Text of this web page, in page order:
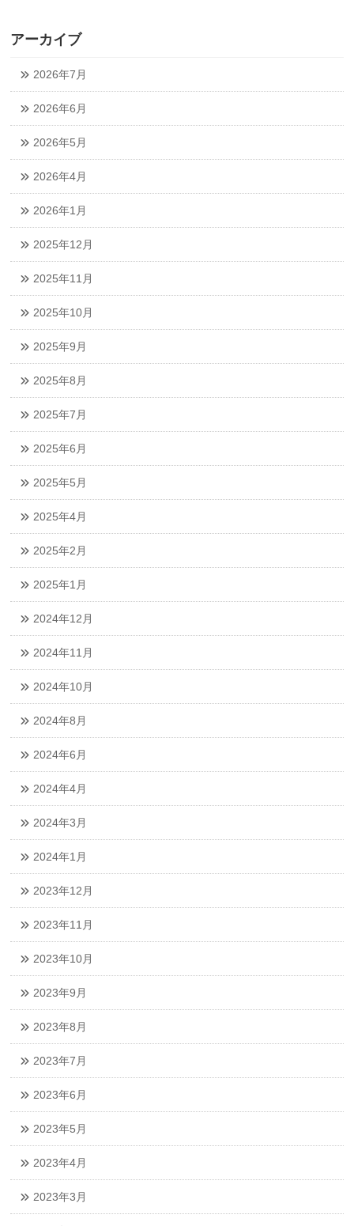
アーカイブ
2026年7月
2026年6月
2026年5月
2026年4月
2026年1月
2025年12月
2025年11月
2025年10月
2025年9月
2025年8月
2025年7月
2025年6月
2025年5月
2025年4月
2025年2月
2025年1月
2024年12月
2024年11月
2024年10月
2024年8月
2024年6月
2024年4月
2024年3月
2024年1月
2023年12月
2023年11月
2023年10月
2023年9月
2023年8月
2023年7月
2023年6月
2023年5月
2023年4月
2023年3月